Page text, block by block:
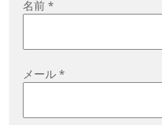
名前*
メール*